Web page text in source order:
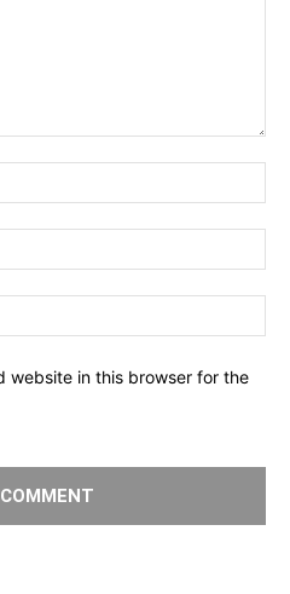
website in this browser for the